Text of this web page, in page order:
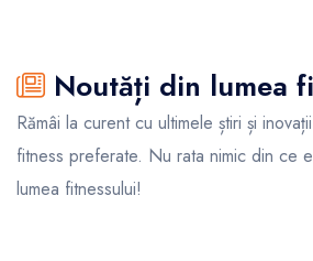
Noutăți din lumea
Rămâi la curent cu ultimele știri și
fitness preferate. Nu rata nimic din ce
lumea fitnessului!